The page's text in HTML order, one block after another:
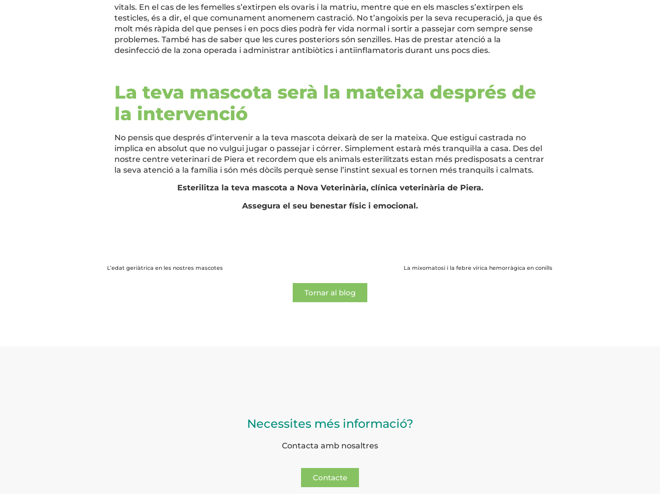
vitals. En el cas de les femelles s’extirpen els ovaris i la matriu, mentre que en els mascles s’extirpen els
testicles, és a dir, el que comunament anomenem castració. No t’angoixis per la seva recuperació, ja que és
molt més ràpida del que penses i en pocs dies podrà fer vida normal i sortir a passejar com sempre sense
problemes. També has de saber que les cures posteriors són senzilles. Has de prestar atenció a la
desinfecció de la zona operada i administrar antibiòtics i antiinflamatoris durant uns pocs dies.
La teva mascota serà la mateixa després de
la intervenció
No pensis que després d’intervenir a la teva mascota deixarà de ser la mateixa. Que estigui castrada no
implica en absolut que no vulgui jugar o passejar i córrer. Simplement estarà més tranquil·la a casa. Des del
nostre centre veterinari de Piera et recordem que els animals esterilitzats estan més predisposats a centrar
la seva atenció a la família i són més dòcils perquè sense l’instint sexual es tornen més tranquils i calmats.
Esterilitza la teva mascota a Nova Veterinària, clínica veterinària de Piera.
Assegura el seu benestar físic i emocional.
L’edat geriàtrica en les nostres mascotes La mixomatosi i la febre vírica hemorràgica en conills
Tornar al blog
Necessites més informació?
Contacta amb nosaltres
Contacte